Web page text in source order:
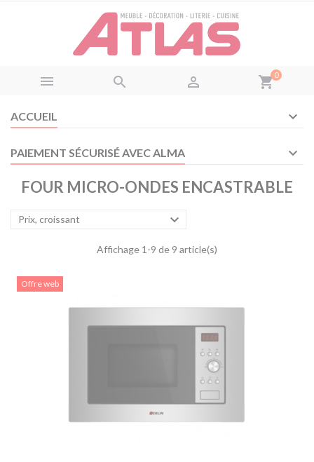
   shopping_cart0
ACCUEIL
PAIEMENT SÉCURISÉ AVEC ALMA
FOUR MICRO-ONDES ENCASTRABLE
Prix, croissant 
Affichage 1-9 de 9 article(s)
Offre web